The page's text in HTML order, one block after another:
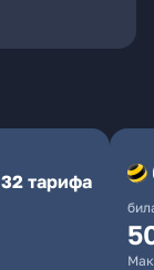
32 тарифа